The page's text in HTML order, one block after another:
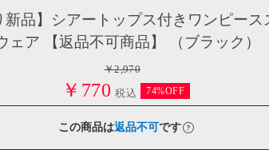
新品】シアートップス付きワンピース
ェア 【返品不可商品】 （ブラック）
￥2,970
￥770 税込 74%OFF
この商品は返品不可です